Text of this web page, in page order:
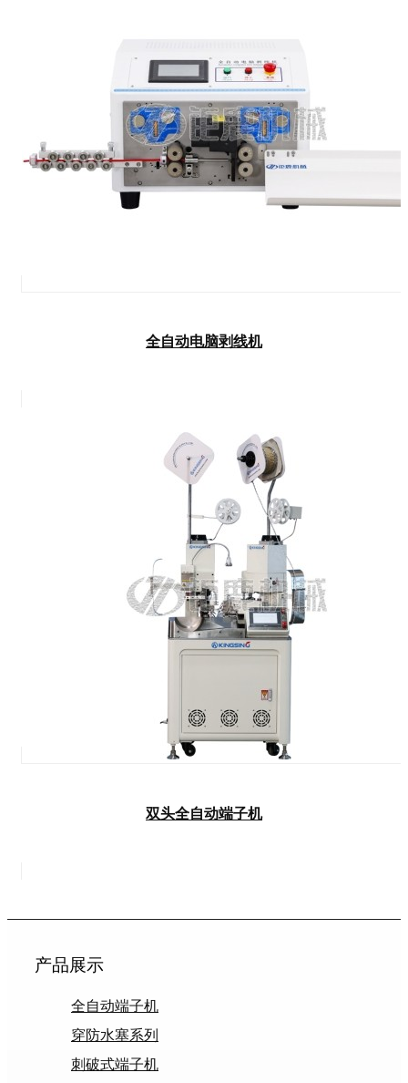
全自动电脑剥线机
双头全自动端子机
产品展示
全自动端子机
穿防水塞系列
刺破式端子机